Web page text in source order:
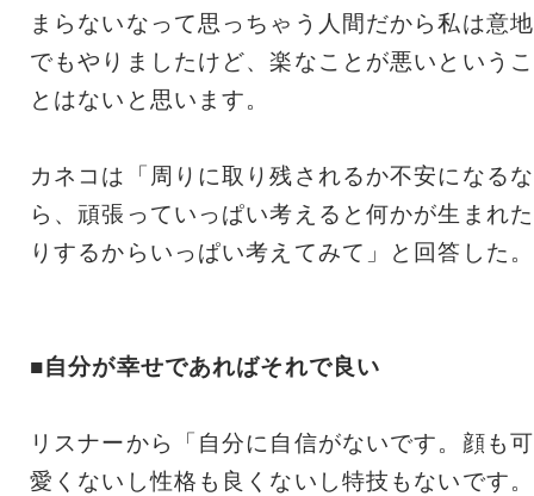
まらないなって思っちゃう人間だから私は意地
でもやりましたけど、楽なことが悪いというこ
とはないと思います。
カネコは「周りに取り残されるか不安になるな
ら、頑張っていっぱい考えると何かが生まれた
りするからいっぱい考えてみて」と回答した。
■自分が幸せであればそれで良い
リスナーから「自分に自信がないです。顔も可
愛くないし性格も良くないし特技もないです。